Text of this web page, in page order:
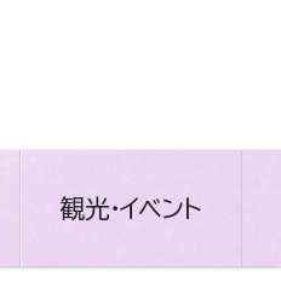
観光・イベント